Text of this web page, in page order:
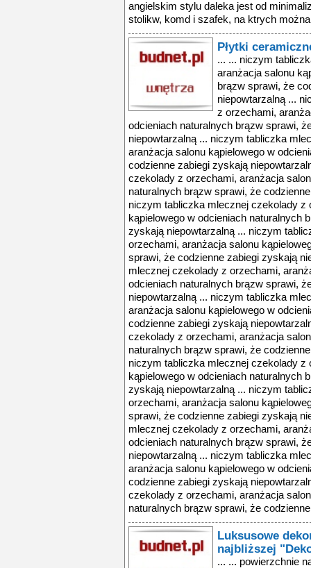
angielskim stylu daleka jest od
stolikw, komd i szafek, na ktrych
Płytki
... ... niczym
aranżacja salonu
brązw sprawi, że
niepowtarzalną ...
z orzechami,
odcieniach naturalnych brązw sprawi,
niepowtarzalną ... niczym tabliczka
aranżacja salonu kąpielowego w
codzienne zabiegi zyskają
czekolady z orzechami, aranżacja
naturalnych brązw sprawi, że
niczym tabliczka mlecznej czekolady z
kąpielowego w odcieniach naturalnych
zyskają niepowtarzalną ... niczym
orzechami, aranżacja salonu
sprawi, że codzienne zabiegi zyskają
mlecznej czekolady z orzechami,
odcieniach naturalnych brązw sprawi,
niepowtarzalną ... niczym tabliczka
aranżacja salonu kąpielowego w
codzienne zabiegi zyskają
czekolady z orzechami, aranżacja
naturalnych brązw sprawi, że
niczym tabliczka mlecznej czekolady z
kąpielowego w odcieniach naturalnych
zyskają niepowtarzalną ... niczym
orzechami, aranżacja salonu
sprawi, że codzienne zabiegi zyskają
mlecznej czekolady z orzechami,
odcieniach naturalnych brązw sprawi,
niepowtarzalną ... niczym tabliczka
aranżacja salonu kąpielowego w
codzienne zabiegi zyskają
czekolady z orzechami, aranżacja
naturalnych brązw sprawi, że
Luksusowe
najbliższej
... ... powierzchnie